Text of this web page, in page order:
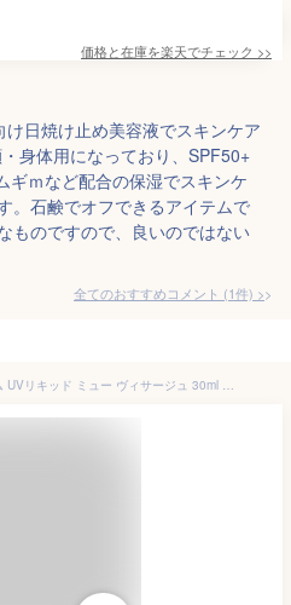
価格と在庫を楽天でチェック >>
日焼け止め美容液でスキンケア
身体用になっており、SPF50+
ギｍなど配合の保湿でスキンケ
。石鹸でオフできるアイテムで
ものですので、良いのではない
全てのおすすめコメント (1件) >
【まとめてお得】ニナファーム UVリキッド ミュー ヴィサージュ 30ml 日焼け止め 美容液